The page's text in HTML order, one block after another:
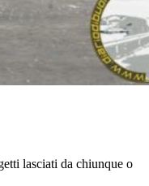
lasciati da chiunque o